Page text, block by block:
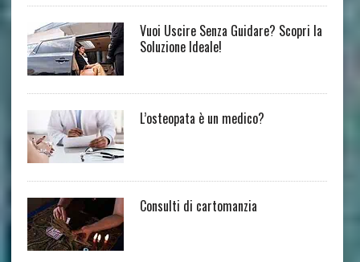
Vuoi Uscire Senza Guidare? Scopri la
Soluzione Ideale!
L’osteopata è un medico?
Consulti di cartomanzia